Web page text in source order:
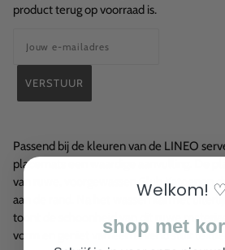
product terug op voorraad is.
Passend bij de kleuren van de LINEO
placemats een waardige aanvulling. De
van ruwe, voorgewassen Slub Katoenen
aan de rand. Na het wassen kan het
toont de schoonheid van dit ruwe
vorm en geniet van een levend stuk
Welkom! ♡
shop met